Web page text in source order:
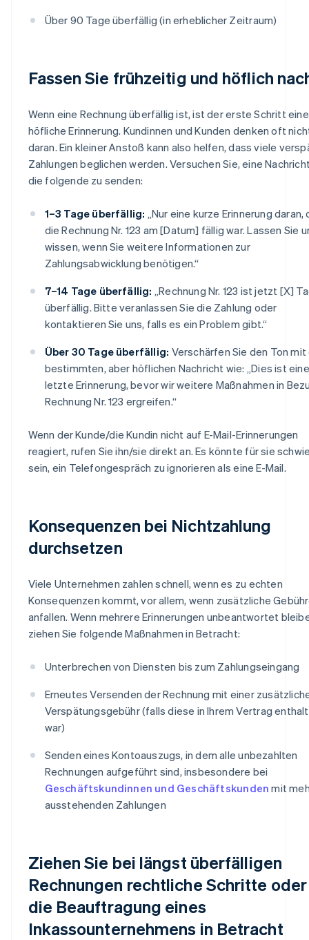
Über 90 Tage überfällig (in erheblicher Zeitraum)
Fassen Sie frühzeitig und höflich
Wenn eine Rechnung überfällig ist, ist der erste Schritt eine
höfliche Erinnerung. Kundinnen und Kunden denken oft
daran. Ein kleiner Anstoß kann also helfen, dass viele
Zahlungen beglichen werden. Versuchen Sie, eine
die folgende zu senden:
1–3 Tage überfällig: „Nur eine kurze Erinnerung daran,
die Rechnung Nr. 123 am [Datum] fällig war. Lassen Sie
wissen, wenn Sie weitere Informationen zur
Zahlungsabwicklung benötigen.“
7–14 Tage überfällig: „Rechnung Nr. 123 ist jetzt [X]
überfällig. Bitte veranlassen Sie die Zahlung oder
kontaktieren Sie uns, falls es ein Problem gibt.“
Über 30 Tage überfällig: Verschärfen Sie den Ton mit
bestimmten, aber höflichen Nachricht wie: „Dies ist eine
letzte Erinnerung, bevor wir weitere Maßnahmen in
Rechnung Nr. 123 ergreifen.“
Wenn der Kunde/die Kundin nicht auf E-Mail-Erinnerungen
reagiert, rufen Sie ihn/sie direkt an. Es könnte für sie
sein, ein Telefongespräch zu ignorieren als eine E-Mail.
Konsequenzen bei Nichtzahlung
durchsetzen
Viele Unternehmen zahlen schnell, wenn es zu echten
Konsequenzen kommt, vor allem, wenn zusätzliche
anfallen. Wenn mehrere Erinnerungen unbeantwortet
ziehen Sie folgende Maßnahmen in Betracht:
Unterbrechen von Diensten bis zum Zahlungseingang
Erneutes Versenden der Rechnung mit einer
Verspätungsgebühr (falls diese in Ihrem Vertrag
war)
Senden eines Kontoauszugs, in dem alle unbezahlten
Rechnungen aufgeführt sind, insbesondere bei
Geschäftskundinnen und Geschäftskunden mit
ausstehenden Zahlungen
Ziehen Sie bei längst überfälligen
Rechnungen rechtliche Schritte
die Beauftragung eines
Inkassounternehmens in Betracht